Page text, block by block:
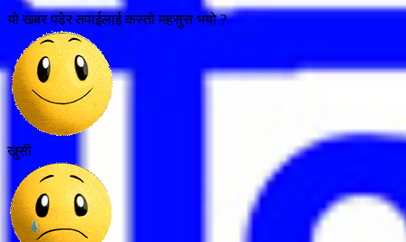
यो खबर पढेर तपाईलाई कस्तो महसुस भयो ?
खुसी